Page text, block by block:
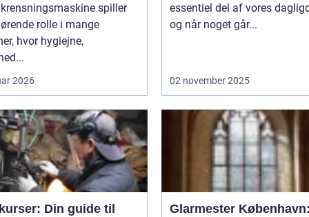
spiller
rolle i mange
hvor hygiejne,
2026
essentiel del af vores
og når noget går...
02 november 2025
Din guide til
Glarmester